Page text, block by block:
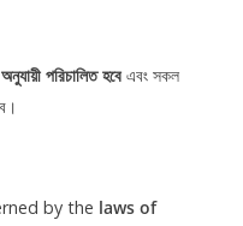
পরিচালিত হবেএবং সকল
by the laws of